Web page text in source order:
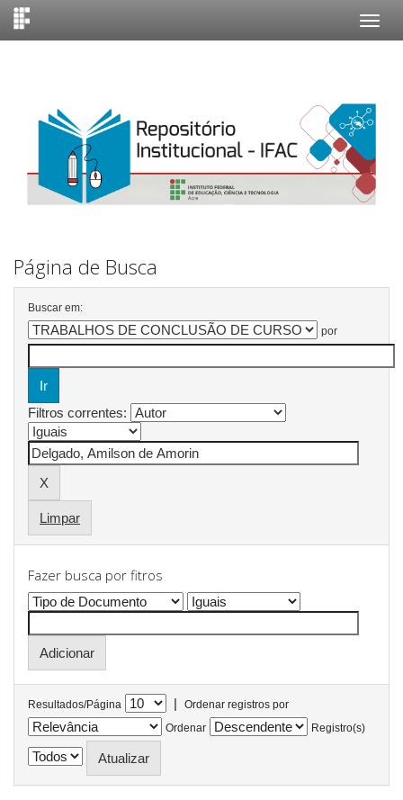
Página de Busca
Buscar em:
por
Filtros correntes:
Limpar
Fazer busca por fitros
Resultados/Página |
Ordenar registros por
Ordenar
Registro(s)